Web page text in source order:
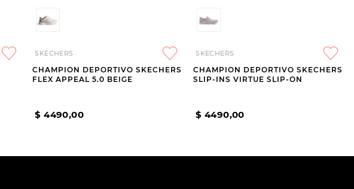
SKECHERS
CHAMPION DEPORTIVO SKECHERS
FLEX APPEAL 5.0 BEIGE
$ 4490,00
SKECHERS
CHAMPION DEPORTIVO SKECHERS
SLIP-INS VIRTUE SLIP-ON
$ 4490,00